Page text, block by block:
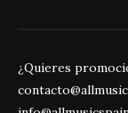
¿Quieres